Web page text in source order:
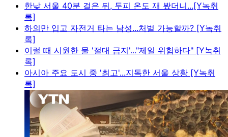
한낮 서울 40분 걸은 뒤, 두피 온도 재 봤더니...[Y녹취
록]
하의만 입고 자전거 타는 남성...처벌 가능할까? [Y녹취
록]
이럴 때 시원한 물 '절대 금지'..."제일 위험하다" [Y녹취
록]
아시아 주요 도시 중 '최고'...지독한 서울 상황 [Y녹취
록]